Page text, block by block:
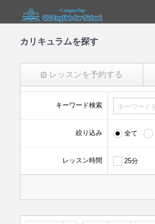
カリキュラムを探す
レッスンを予約する
キーワード検索
絞り込み 全て
レッスン時間 25分